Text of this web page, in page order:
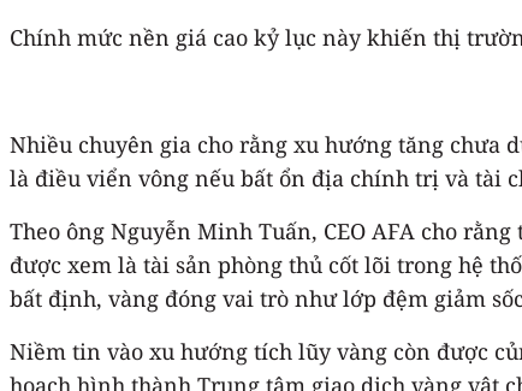
Chính mức nền giá cao kỷ lục này khiến thị
Nhiều chuyên gia cho rằng xu hướng tăng chưa
là điều viển vông nếu bất ổn địa chính trị và tài
Theo ông Nguyễn Minh Tuấn, CEO AFA cho
được xem là tài sản phòng thủ cốt lõi trong hệ
bất định, vàng đóng vai trò như lớp đệm giảm
Niềm tin vào xu hướng tích lũy vàng còn được
hoạch hình thành Trung tâm giao dịch vàng vật